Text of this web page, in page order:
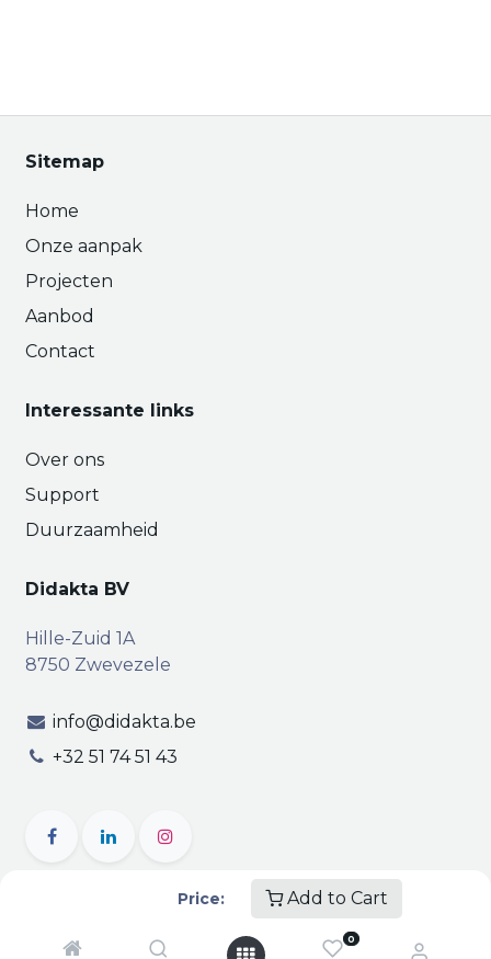
Price: Add to Cart
0
Sitemap
Home
Onze aanpak
Projecten
Aanbod
Contact
Interessante links
Over ons
Support
Duurzaamheid
Didakta BV
Hille-Zuid 1A
8750 Zwevezele
info@didakta.be
+32 51 74 51 43
Vertrouwelijkheid